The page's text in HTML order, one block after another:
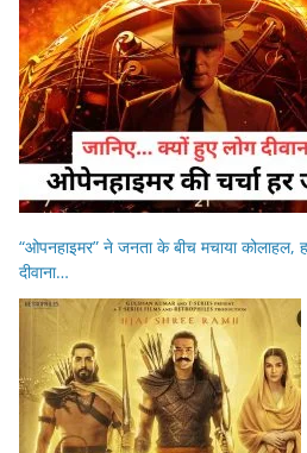
“ओपनहाइमर” ने जनता के बीच मचाया कोलाहल,
दीवाना…